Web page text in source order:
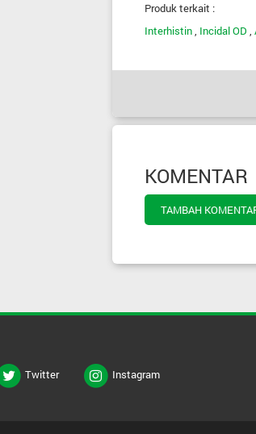
Produk terkait :
Interhistin, Incidal OD ,
KOMENTAR
TAMBAH
Twitter Instagram